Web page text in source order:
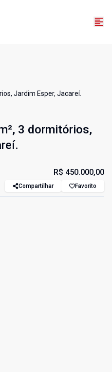
Jardim Esper, Jacareí.
3 dormitórios,
R$ 450.000,00
Compartilhar Favorito